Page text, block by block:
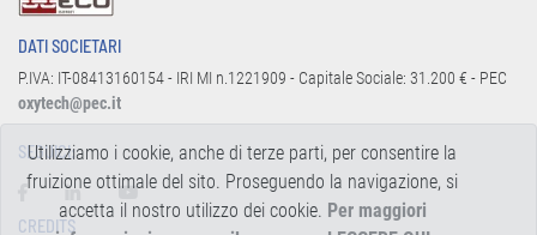
DATI SOCIETARI
P.IVA: IT-08413160154 - IRI MI n.1221909 - Capitale Sociale: 31.200 € - PEC
oxytech@pec.it
SEGUICI:
CREDITS
Utilizziamo i cookie, anche di terze parti, per consentire la
fruizione ottimale del sito. Proseguendo la navigazione, si
accetta il nostro utilizzo dei cookie. Per maggiori